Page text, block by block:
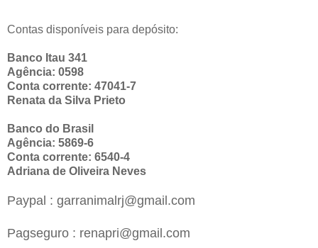
Contas disponíveis para depósito:
Banco Itau 341
Agência: 0598
Conta corrente: 47041-7
Renata da Silva Prieto
Banco do Brasil
Agência: 5869-6
Conta corrente: 6540-4
Adriana de Oliveira Neves
Paypal : garranimalrj@gmail.com
Pagseguro : renapri@gmail.com